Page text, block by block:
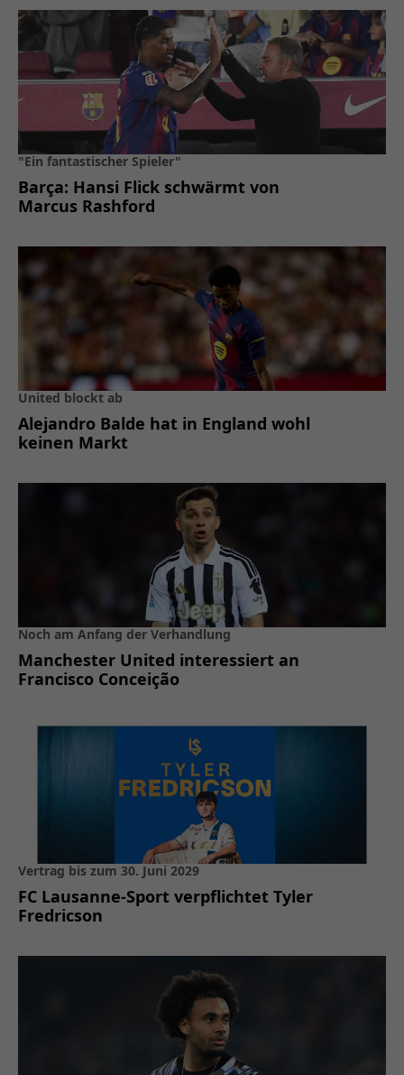
"Ein fantastischer Spieler"
Barça: Hansi Flick schwärmt von
Marcus Rashford
United blockt ab
Alejandro Balde hat in England wohl
keinen Markt
Noch am Anfang der Verhandlung
Manchester United interessiert an
Francisco Conceição
Vertrag bis zum 30. Juni 2029
FC Lausanne-Sport verpflichtet Tyler
Fredricson